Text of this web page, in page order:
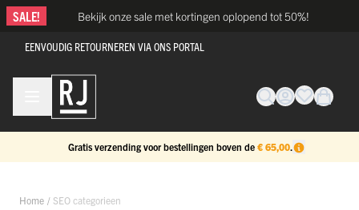
Ga naar de inhoud
SALE! Bekijk onze sale met kortingen oplopend tot 50%!
EENVOUDIG RETOURNEREN VIA ONS PORTAL
Gratis verzending voor bestellingen boven de € 65,00.
Home / SEO categorieen